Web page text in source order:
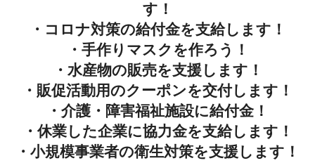
す！
・コロナ対策の給付金を支給します！
・手作りマスクを作ろう！
・水産物の販売を支援します！
・販促活動用のクーポンを交付します！
・介護・障害福祉施設に給付金！
・休業した企業に協力金を支給します！
・小規模事業者の衛生対策を支援します！